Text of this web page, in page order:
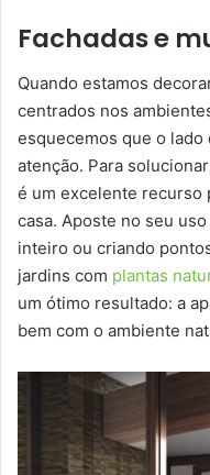
Fachadas e
Quando estamos
centrados nos
esquecemos que o
atenção. Para
é um excelente recurso
casa. Aposte no seu
inteiro ou criando
jardins com plantas
um ótimo resultado: a
bem com o ambiente